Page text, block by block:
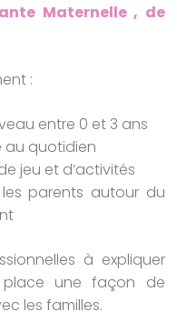
Maternelle , de
:
entre 0 et 3 ans
au quotidien
jeu et d’activités
parents autour du
à expliquer
une façon de
les familles.